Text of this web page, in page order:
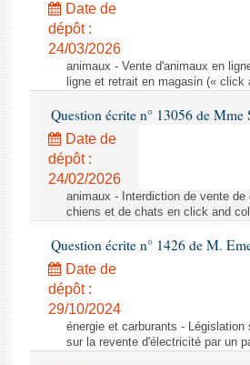
Date de
dépôt :
24/03/2026
animaux - Vente d'animaux en
ligne et retrait en magasin (« click
Question écrite n° 13056 de Mme
Date de
dépôt :
24/02/2026
animaux - Interdiction de vente
chiens et de chats en click and
Question écrite n° 1426 de M.
Date de
dépôt :
29/10/2024
énergie et carburants -
sur la revente d'électricité par un